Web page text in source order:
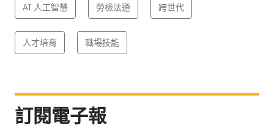
AI 人工智慧 勞檢法遵 跨世代
人才培育 職場技能
訂閱電子報